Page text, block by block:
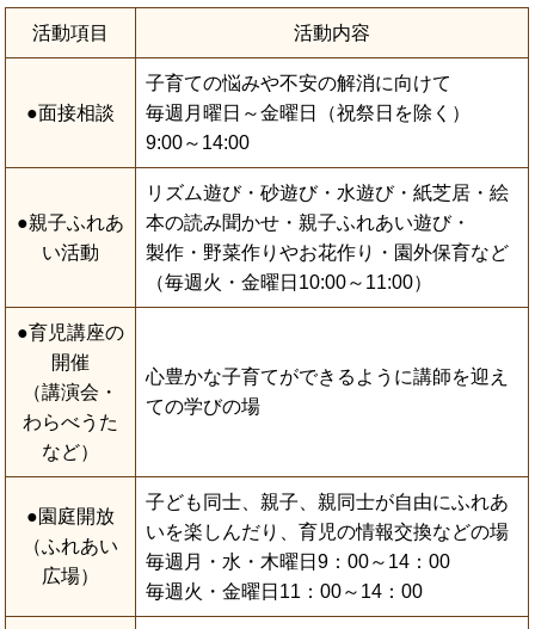
活動項目 活動内容
●面接相談
子育ての悩みや不安の解消に向けて
毎週月曜日～金曜日（祝祭日を除く）
9:00～14:00
●親子ふれあ
い活動
リズム遊び・砂遊び・水遊び・紙芝居・絵
本の読み聞かせ・親子ふれあい遊び・
製作・野菜作りやお花作り・園外保育など
（毎週火・金曜日10:00～11:00）
●育児講座の
開催
（講演会・
わらべうた
など）
心豊かな子育てができるように講師を迎え
ての学びの場
●園庭開放
（ふれあい
広場）
子ども同士、親子、親同士が自由にふれあ
いを楽しんだり、育児の情報交換などの場
毎週月・水・木曜日9：00～14：00
毎週火・金曜日11：00～14：00